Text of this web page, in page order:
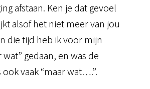
afstaan. Ken je dat gevoel
alsof het niet meer van jou
die tijd heb ik voor mijn
wat” gedaan, en was de
vaak “maar wat….”.